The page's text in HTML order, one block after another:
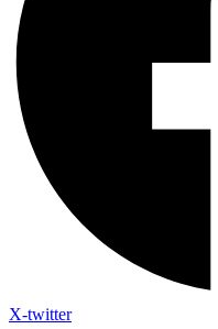
X-twitter